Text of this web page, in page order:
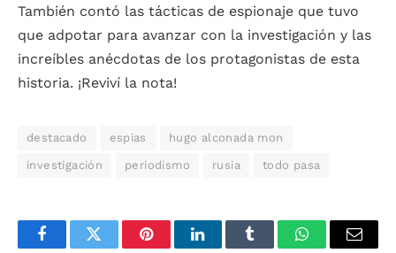
También contó las tácticas de espionaje que tuvo
que adpotar para avanzar con la investigación y las
increíbles anécdotas de los protagonistas de esta
historia. ¡Reviví la nota!
destacado espias hugo alconada mon
investigación periodismo rusia todo pasa
FacebookTwitter PinterestLinkedInTumblr WhatsAppEmail